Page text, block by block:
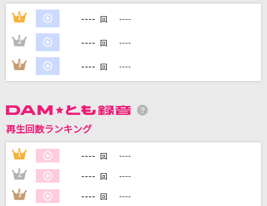
カラオケ最新情報をチェック！
1 ---- 回 ----
2 ---- 回 ----
3 ---- 回 ----
再生回数ランキング
1 ---- 回 ----
2 ---- 回 ----
3 ---- 回 ----